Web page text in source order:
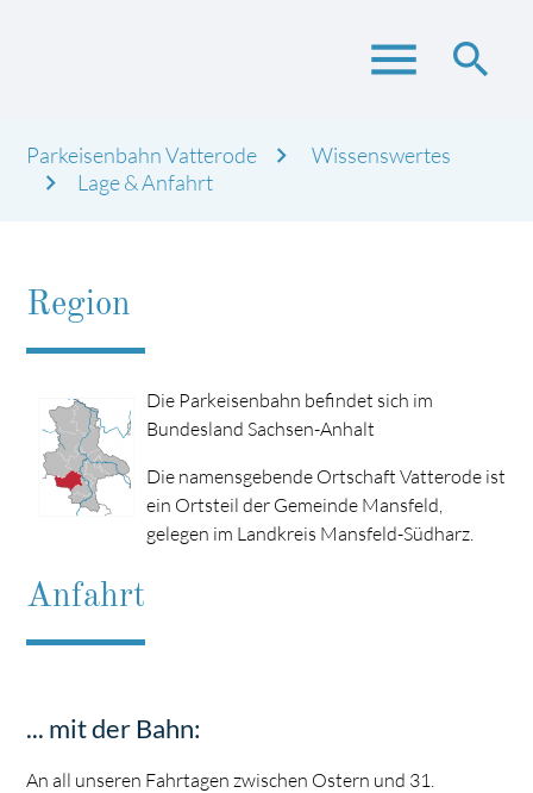
menu search
Suchbegriffe
Parkeisenbahn Vatterode
Wissenswertes
Lage & Anfahrt
Region
Die Parkeisenbahn befindet sich im
Bundesland Sachsen-Anhalt
Die namensgebende Ortschaft Vatterode ist
ein Ortsteil der Gemeinde Mansfeld,
gelegen im Landkreis Mansfeld-Südharz.
Anfahrt
... mit der Bahn:
An all unseren Fahrtagen zwischen Ostern und 31.